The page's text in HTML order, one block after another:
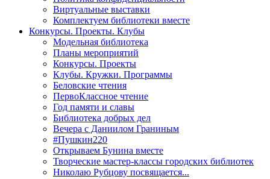
Виртуальные выставки
Комплектуем библиотеки вместе
Конкурсы. Проекты. Клубы
Модельная библиотека
Планы мероприятий
Конкурсы. Проекты
Клубы. Кружки. Программы
Беловские чтения
ПервоКлассное чтение
Год памяти и славы
Библиотека добрых дел
Вечера с Даниилом Граниным
#Пушкин220
Открываем Бунина вместе
Творческие мастер-классы городских библиотек
Николаю Рубцову посвящается...